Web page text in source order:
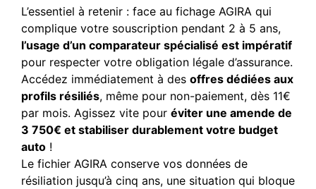
L’essentiel à retenir : face au fichage AGIRA qui
complique votre souscription pendant 2 à 5 ans,
l’usage d’un comparateur spécialisé est impératif
pour respecter votre obligation légale d’assurance.
Accédez immédiatement à des offres dédiées aux
profils résiliés, même pour non-paiement, dès 11€
par mois. Agissez vite pour éviter une amende de
3 750€ et stabiliser durablement votre budget
auto !
Le fichier AGIRA conserve vos données de
résiliation jusqu’à cinq ans, une situation qui bloque